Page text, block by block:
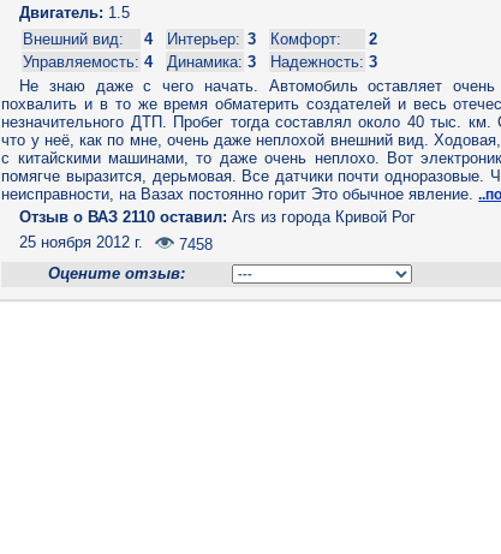
Двигатель: 1.5
Внешний вид:
4 Интерьер: 3 Комфорт:
2
Управляемость: 4 Динамика: 3 Надежность: 3
Не знаю даже с чего начать. Автомобиль оставляет очень
похвалить и в то же время обматерить создателей и весь
незначительного ДТП. Пробег тогда составлял около 40 тыс.
что у неё, как по мне, очень даже неплохой внешний вид.
с китайскими машинами, то даже очень неплохо. Вот
помягче выразится, дерьмовая. Все датчики почти одноразовые.
неисправности, на Вазах постоянно горит Это обычное явление.
Отзыв o ВАЗ 2110 оставил: Ars из города Кривой Рог
25 ноября 2012 г.
7458
Оцените отзыв: